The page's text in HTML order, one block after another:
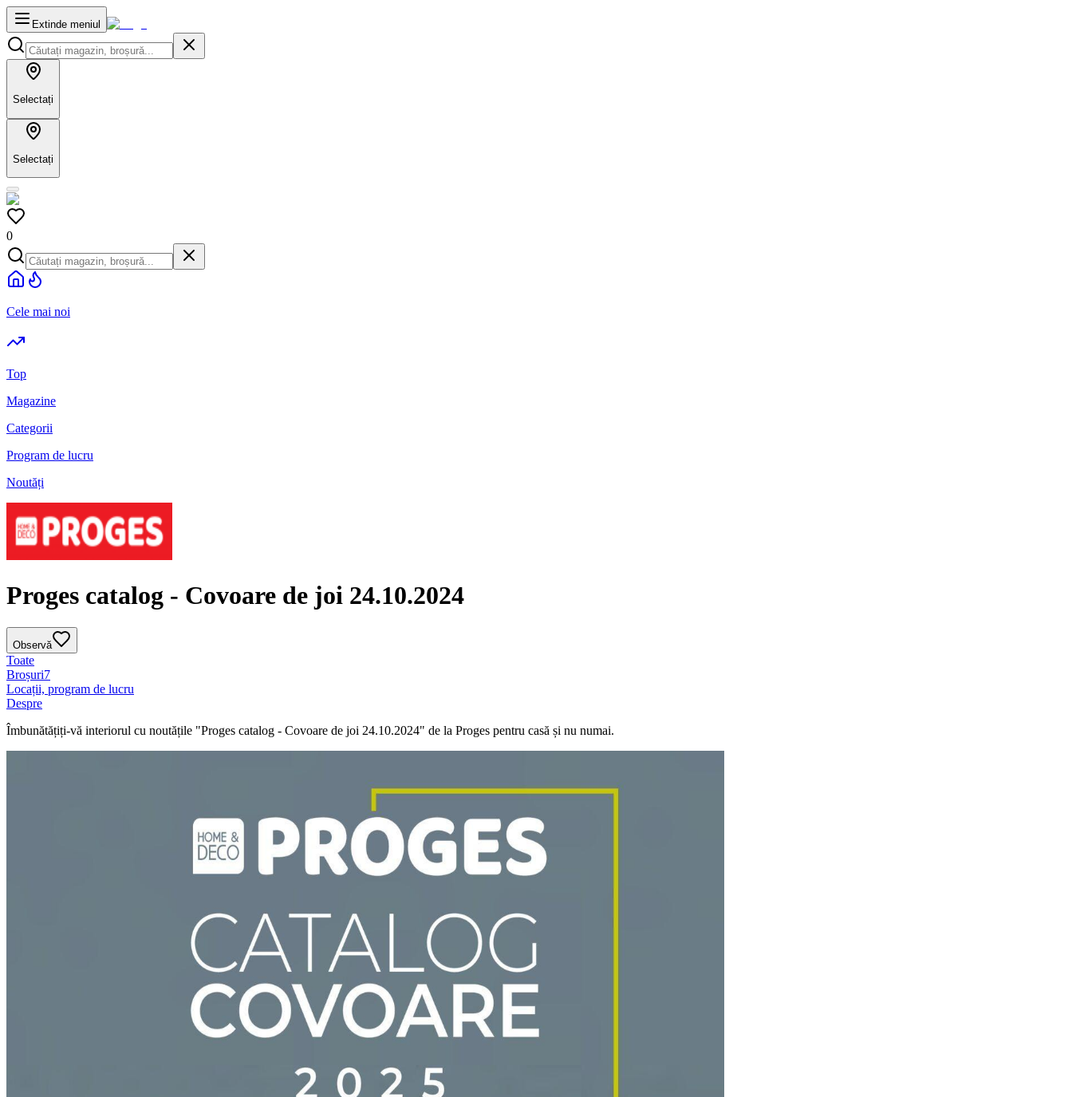
Extinde meniul
Selectați
Selectați
0
Cele mai noi
Top
Magazine
Categorii
Program de lucru
Noutăți
Proges catalog - Covoare de joi 24.10.2024
Observă
Toate
Broșuri7
Locații, program de lucru
Despre
Îmbunătățiți-vă interiorul cu noutățile "Proges catalog - Covoare de joi 24.10.2024" de la Proges pentru casă și nu numai.